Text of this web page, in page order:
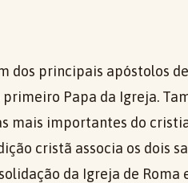
dos principais apóstolos
Papa da Igreja.
mais importantes do
cristã associa os dois
da Igreja de Roma